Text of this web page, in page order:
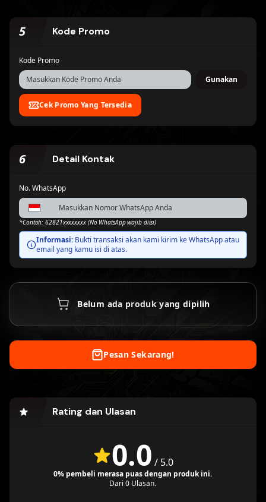
Permata Virtual Account
Di cek otomatis
Maybank Virtual
Account
Proses Otomatis
Account
Bank Neo
Commerce/BNC
Proses Otomatis
Sampoerna
Proses Otomatis
5 Kode Promo
Kode Promo
Gunakan
Cek Promo Yang Tersedia
6 Detail Kontak
No. WhatsApp
*Contoh: 62821xxxxxxxx (No WhatsApp wajib diisi)
Informasi: Bukti transaksi akan kami kirim ke WhatsApp atau
email yang kamu isi di atas.
Belum ada produk yang dipilih
Pesan Sekarang!
Rating dan Ulasan
0.0 / 5.0
0% pembeli merasa puas dengan produk ini.
Dari 0 Ulasan.